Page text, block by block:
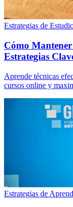
Estrategias de
Cómo
Estrategias
Aprende técnicas
cursos online y
Estrategias de